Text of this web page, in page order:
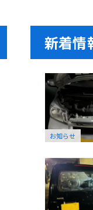
新着情
お知らせ